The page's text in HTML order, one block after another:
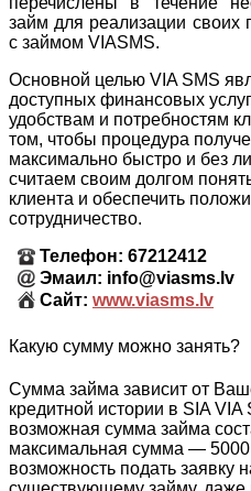
займ для реализации своих
с займом VIASMS.
Основной целью VIA SMS
доступных финансовых
удобствам и потребностям
том, чтобы процедура
максимально быстро и без
считаем своим долгом
клиента и обеспечить
сотрудничество.
Телефон: 67212412
Эмаил: info@viasms.lv
Сайт: www.viasms.lv
Какую сумму можно занять?
Сумма займа зависит от
кредитной истории в SIA
возможная сумма займа
максимальная сумма — 5000
возможность подать заявку